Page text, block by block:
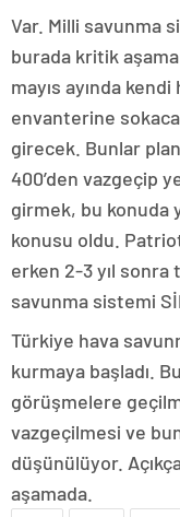
Var. Milli savunma
burada kritik
mayıs ayında
envanterine
girecek. Bunlar
400’den vazgeçip
girmek, bu konuda
konusu oldu.
erken 2-3 yıl
savunma sistemi
Türkiye hava
kurmaya başladı.
görüşmelere
vazgeçilmesi ve
düşünülüyor.
aşamada.